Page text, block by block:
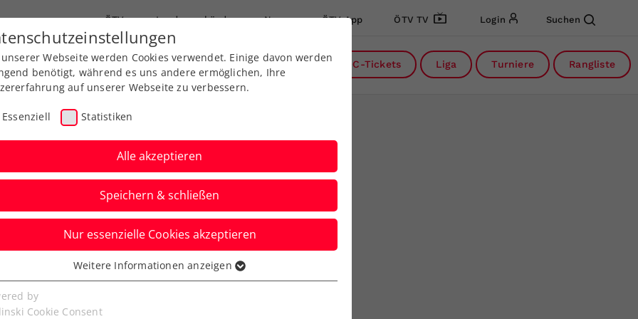
ÖTV Landesverbände News ÖTV App ÖTV TV Login Suchen
Ausbildung Services Über uns DC-Tickets Liga Turniere Rangliste
in Antwerpen
ATP-Titel
Webseite werden Cookies verwendet. Einige davon werden
benötigt, während es uns andere ermöglichen, Ihre
auf unserer Webseite zu verbessern.
Essenziell Statistiken
Alle akzeptieren
Speichern & schließen
Nur essenzielle Cookies akzeptieren
Cookies werden für grundlegende Funktionen der
benötigt. Dadurch ist gewährleistet, dass die Webseite
Weitere Informationen anzeigen
by
Cookie Consent